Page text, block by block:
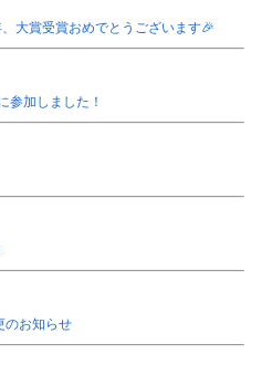
大賞受賞おめでとうございます🎉
参加しました！
のお知らせ